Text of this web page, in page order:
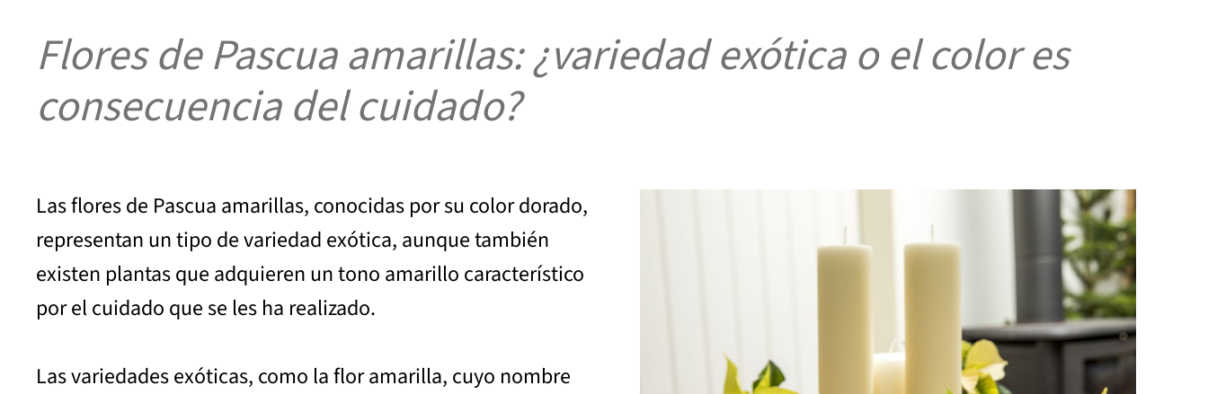
Flores de Pascua amarillas: ¿variedad exótica o el color es
consecuencia del cuidado?
Las flores de Pascua amarillas, conocidas por su color dorado,
representan un tipo de variedad exótica, aunque también
existen plantas que adquieren un tono amarillo característico
por el cuidado que se les ha realizado.
Las variedades exóticas, como la flor amarilla, cuyo nombre